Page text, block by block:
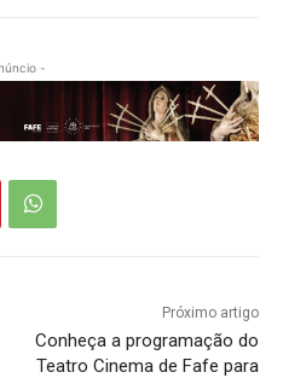
-
Próximo artigo
Conheça a programação do
Teatro Cinema de Fafe para